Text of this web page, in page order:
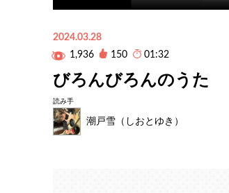
2024.03.28
1,936
150 01:32
びろんびろんのうた
読み手
潮戸雪（しおとゆき）